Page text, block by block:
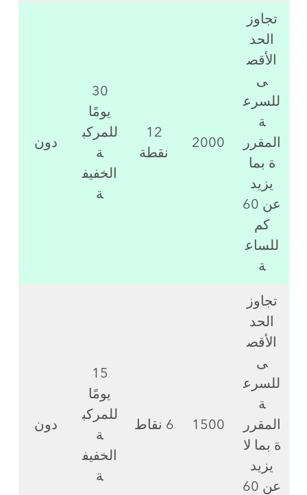
تجاوز
الحد
الأقص
ى
للسرع
ة
المقرر
ة بما
يزيد
عن 60
كم
للساع
ة
2000
12
نقطة
30
يومًا
للمركب
ة
الخفيف
ة
دون
تجاوز
الحد
الأقص
ى
للسرع
ة
المقرر
ة بما لا
يزيد
عن 60
1500 6 نقاط
15
يومًا
للمركب
ة
الخفيف
ة
دون